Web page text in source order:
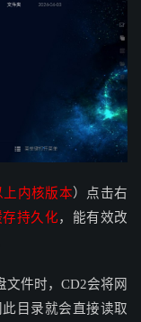
上内核版本）点击右
持久化，能有效改
文件时，CD2会将网
目录就会直接读取